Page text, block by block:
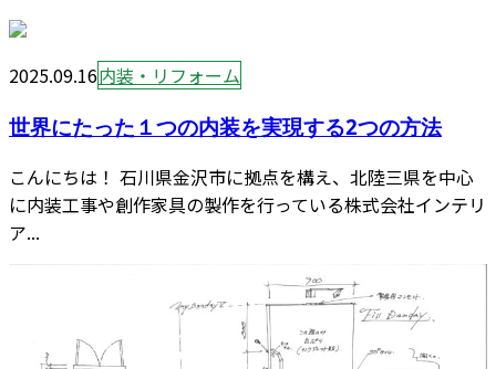
2025.09.16内装・リフォーム
世界にたった１つの内装を実現する2つの方法
こんにちは！ 石川県金沢市に拠点を構え、北陸三県を中心
に内装工事や創作家具の製作を行っている株式会社インテリ
ア...